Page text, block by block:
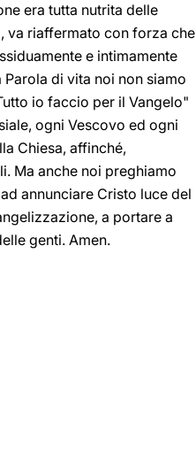
era tutta nutrita delle
va riaffermato con forza che
e intimamente
di vita noi non siamo
io faccio per il Vangelo"
ogni Vescovo ed ogni
Chiesa, affinché,
Ma anche noi preghiamo
annunciare Cristo luce del
a portare a
genti. Amen.